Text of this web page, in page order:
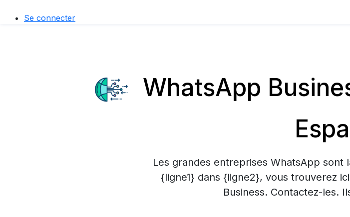
Se connecter
WhatsApp
Les grandes entreprises WhatsApp sont
{ligne1} dans {ligne2}, vous trouverez
Business. Contactez-les.